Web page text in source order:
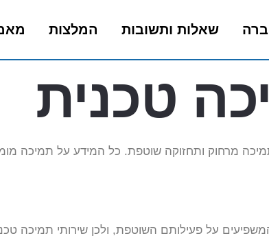
שאלות ותשובות המלצות
טכנית
טכניים המשפיעים על פעילותם השוטפת, ולכן שירותי